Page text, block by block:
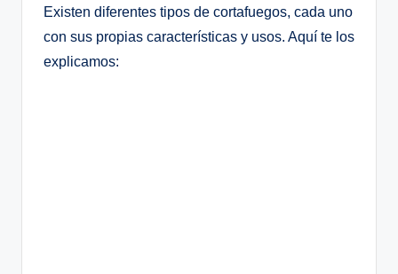
Existen diferentes tipos de cortafuegos, cada uno
con sus propias características y usos. Aquí te los
explicamos: